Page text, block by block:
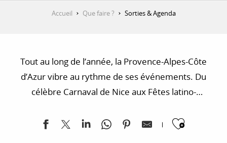
Accueil Que faire ? Sorties & Agenda
Tout au long de l’année, la Provence-Alpes-Côte
d’Azur vibre au rythme de ses événements. Du
célèbre Carnaval de Nice aux Fêtes latino-
Festival d’Avignon, découvrez tous les rendez-vous à